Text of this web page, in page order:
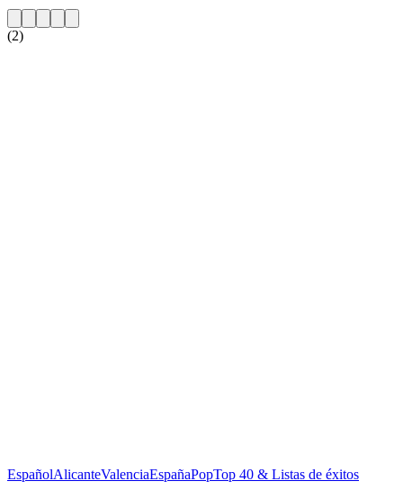
(2)
EspañolAlicanteValenciaEspañaPopTop 40 & Listas de éxitos